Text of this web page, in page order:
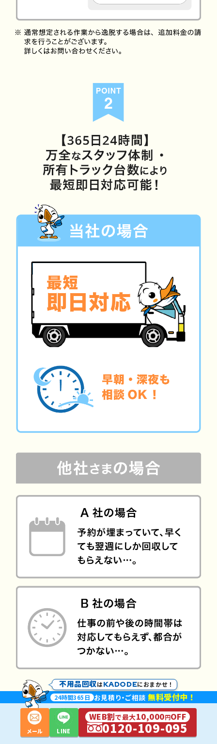
不用品回収はKADODEにおまかせ！
24時間365 日 お見積り・ご相談 無料受付中！
メール LINE
WEB割で最大10,000円OFF
0120-109-095